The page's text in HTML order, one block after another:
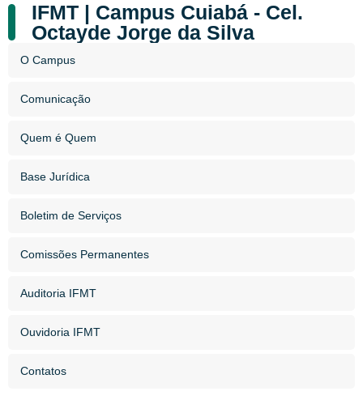
IFMT | Campus Cuiabá - Cel.
Octayde Jorge da Silva
O Campus
Comunicação
Quem é Quem
Base Jurídica
Boletim de Serviços
Comissões Permanentes
Auditoria IFMT
Ouvidoria IFMT
Contatos